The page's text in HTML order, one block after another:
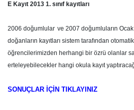
E Kayıt 2013 1. sınıf kayıtları
2006 doğumlular ve 2007 doğumluların
doğanların kayıtları sistem tarafından
öğrencilerimizden herhangi bir özrü olanlar
erteleyebilecekler hangi okula kayıt
SONUÇLAR İÇİN TIKLAYINIZ